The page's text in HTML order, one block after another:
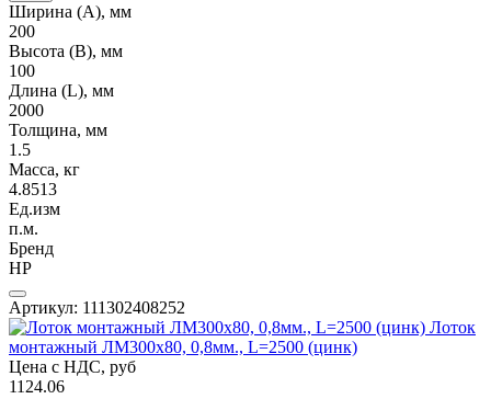
Ширина (А), мм
200
Высота (В), мм
100
Длина (L), мм
2000
Толщина, мм
1.5
Масса, кг
4.8513
Ед.изм
п.м.
Бренд
НР
Артикул: 111302408252
Лоток
монтажный ЛМ300х80, 0,8мм., L=2500 (цинк)
Цена с НДС, руб
1124.06